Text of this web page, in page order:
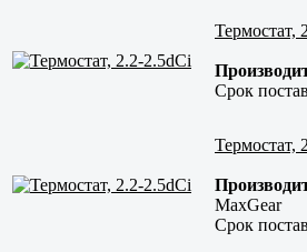
Термостат,
Срок
Термостат,
MaxGear
Срок